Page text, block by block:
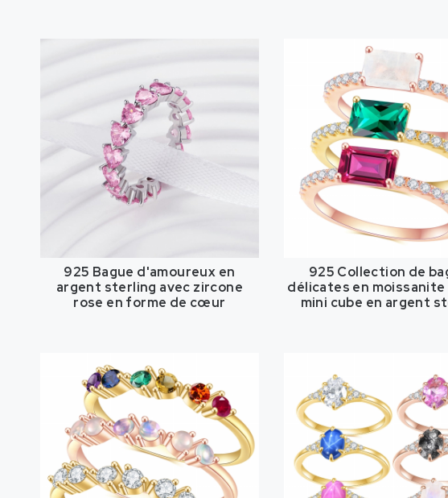
925 Bague d'amoureux en
argent sterling avec zircone
rose en forme de cœur
925 Collection de
délicates en moissanite
mini cube en argent